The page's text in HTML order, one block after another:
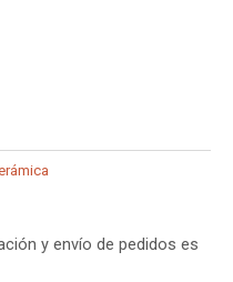
y envío de pedidos es